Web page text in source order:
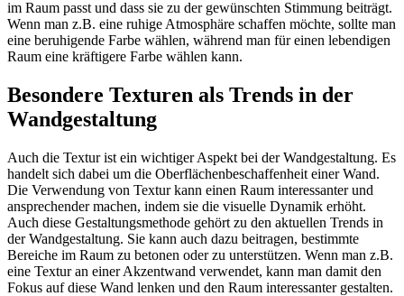
im Raum passt und dass sie zu der gewünschten Stimmung beiträgt.
Wenn man z.B. eine ruhige Atmosphäre schaffen möchte, sollte man
eine beruhigende Farbe wählen, während man für einen lebendigen
Raum eine kräftigere Farbe wählen kann.
Besondere Texturen als Trends in der
Wandgestaltung
Auch die Textur ist ein wichtiger Aspekt bei der Wandgestaltung. Es
handelt sich dabei um die Oberflächenbeschaffenheit einer Wand.
Die Verwendung von Textur kann einen Raum interessanter und
ansprechender machen, indem sie die visuelle Dynamik erhöht.
Auch diese Gestaltungsmethode gehört zu den aktuellen Trends in
der Wandgestaltung. Sie kann auch dazu beitragen, bestimmte
Bereiche im Raum zu betonen oder zu unterstützen. Wenn man z.B.
eine Textur an einer Akzentwand verwendet, kann man damit den
Fokus auf diese Wand lenken und den Raum interessanter gestalten.